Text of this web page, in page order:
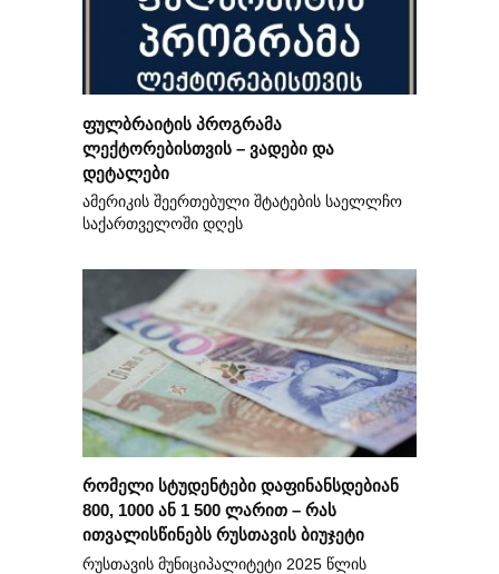
ფულბრაიტის პროგრამა
ლექტორებისთვის – ვადები და
დეტალები
ამერიკის შეერთებული შტატების საელლჩო
საქართველოში დღეს
რომელი სტუდენტები დაფინანსდებიან
800, 1000 ან 1 500 ლარით – რას
ითვალისწინებს რუსთავის ბიუჯეტი
რუსთავის მუნიციპალიტეტი 2025 წლის